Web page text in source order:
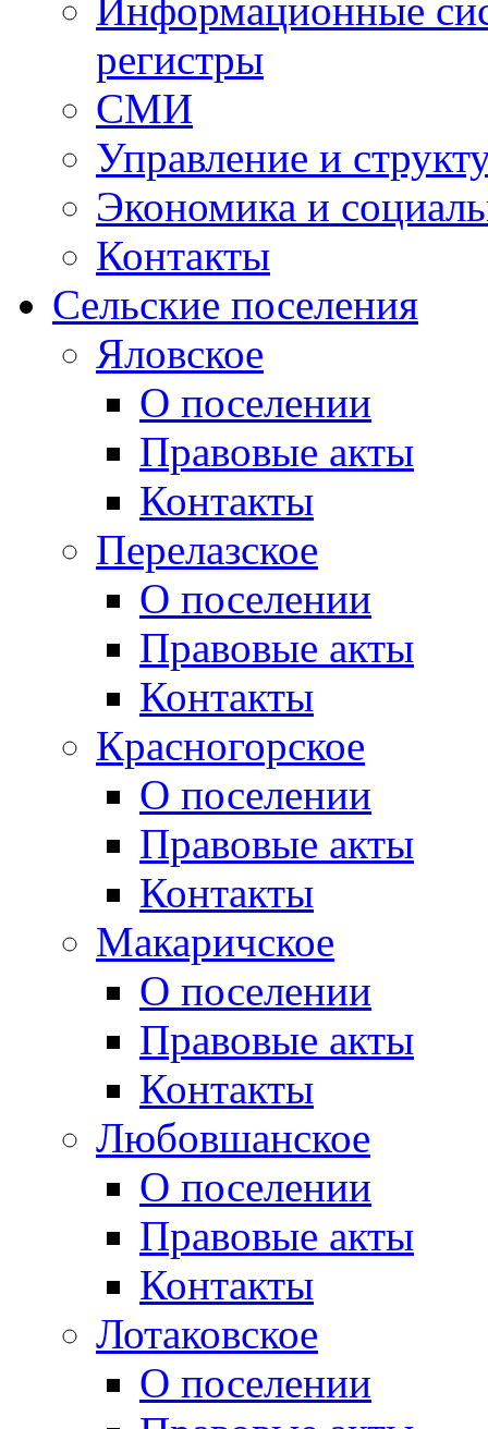
Информационные
регистры
СМИ
Управление и
Экономика и
Контакты
Сельские поселения
Яловское
О поселении
Правовые акты
Контакты
Перелазское
О поселении
Правовые акты
Контакты
Красногорское
О поселении
Правовые акты
Контакты
Макаричское
О поселении
Правовые акты
Контакты
Любовшанское
О поселении
Правовые акты
Контакты
Лотаковское
О поселении